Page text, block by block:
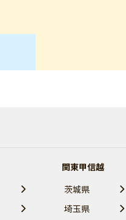
関東甲信越
茨城県
埼玉県